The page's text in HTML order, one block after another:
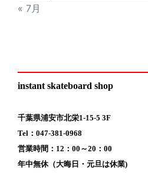
« 7月
instant skateboard shop
千葉県浦安市北栄1-15-5 3F
Tel：047-381-0968
営業時間：12：00～20：00
年中無休（大晦日・元旦は休業)